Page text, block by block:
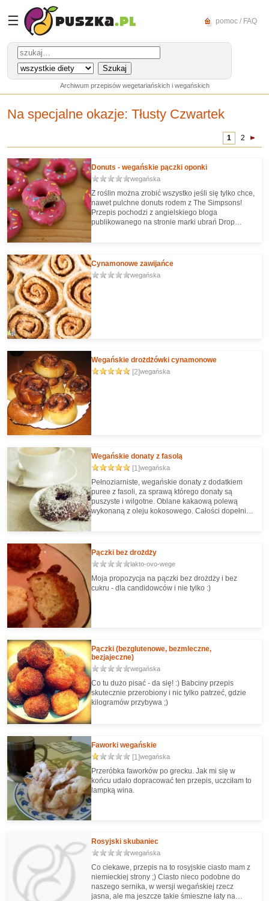
☰ pomoc / FAQ
Archiwum przepisów wegetariańskich i wegańskich
Na specjalne okazje: Tłusty Czwartek
1 2
Donuts - wegańskie pączki oponki
wegańska
Z roślin można zrobić wszystko jeśli się tylko chce,
nawet pulchne donuts rodem z The Simpsons!
Przepis pochodzi z angielskiego bloga
publikowanego na stronie marki ubrań Drop
Cynamonowe zawijańce
wegańska
Wegańskie drożdżówki cynamonowe
[2]wegańska
Wegańskie donaty z fasolą
[1]wegańska
Pełnoziarniste, wegańskie donaty z dodatkiem
puree z fasoli, za sprawą którego donaty są
puszyste i wilgotne. Oblane kakaową polewą
wykonaną z oleju kokosowego. Całości dopełnia
Pączki bez drożdży
lakto-ovo-wege
Moja propozycja na pączki bez drożdży i bez
cukru - dla candidowców i nie tylko :)
Pączki (bezglutenowe, bezmleczne,
bezjajeczne)
wegańska
Co tu dużo pisać - da się! :) Babciny przepis
skutecznie przerobiony i nic tylko patrzeć, gdzie
kilogramów przybywa ;)
Faworki wegańskie
[1]wegańska
Przeróbka faworków po grecku. Jak mi się w
końcu udało dopracować ten przepis, uczciłam to
lampką wina.
Rosyjski skubaniec
wegańska
Co ciekawe, przepis na to rosyjskie ciasto mam z
niemieckiej strony ;) Ciasto nieco podobne do
naszego sernika, w wersji wegańskiej rzecz
jasna, ale ma jeszcze takie śmieszne łaty na